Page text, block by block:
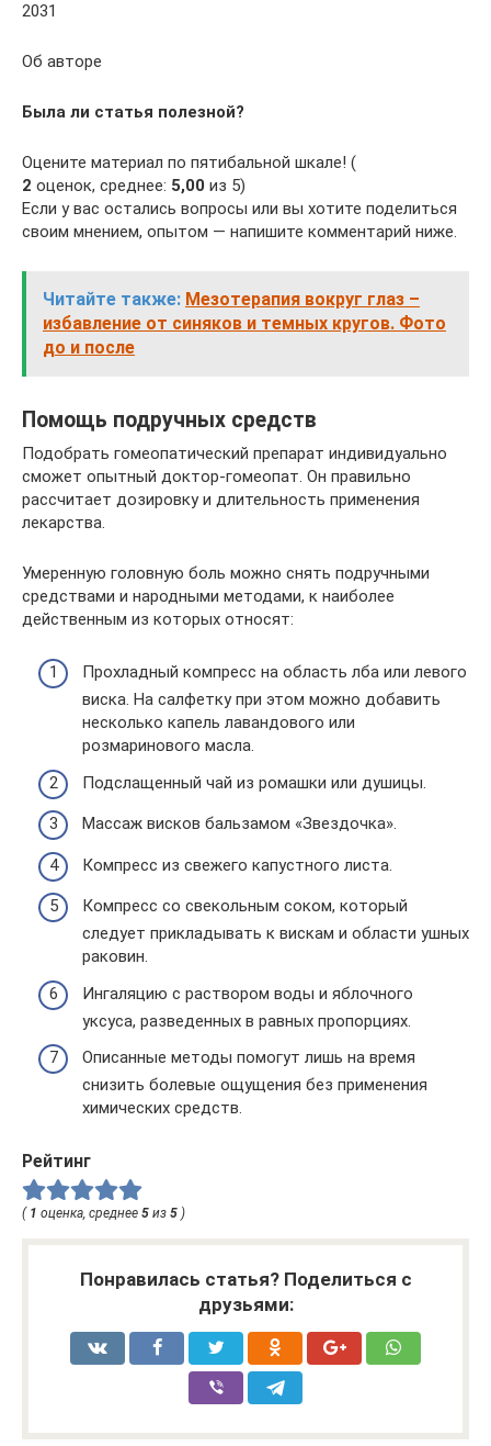
2031
Об авторе
Была ли статья полезной?
Оцените материал по пятибальной шкале! (
2 оценок, среднее: 5,00 из 5)
Если у вас остались вопросы или вы хотите поделиться
своим мнением, опытом — напишите комментарий ниже.
Читайте также: Мезотерапия вокруг глаз –
избавление от синяков и темных кругов. Фото
до и после
Помощь подручных средств
Подобрать гомеопатический препарат индивидуально
сможет опытный доктор-гомеопат. Он правильно
рассчитает дозировку и длительность применения
лекарства.
Умеренную головную боль можно снять подручными
средствами и народными методами, к наиболее
действенным из которых относят:
Прохладный компресс на область лба или левого
виска. На салфетку при этом можно добавить
несколько капель лавандового или
розмаринового масла.
Подслащенный чай из ромашки или душицы.
Массаж висков бальзамом «Звездочка».
Компресс из свежего капустного листа.
Компресс со свекольным соком, который
следует прикладывать к вискам и области ушных
раковин.
Ингаляцию с раствором воды и яблочного
уксуса, разведенных в равных пропорциях.
Описанные методы помогут лишь на время
снизить болевые ощущения без применения
химических средств.
Рейтинг
( 1 оценка, среднее 5 из 5 )
Понравилась статья? Поделиться с
друзьями: